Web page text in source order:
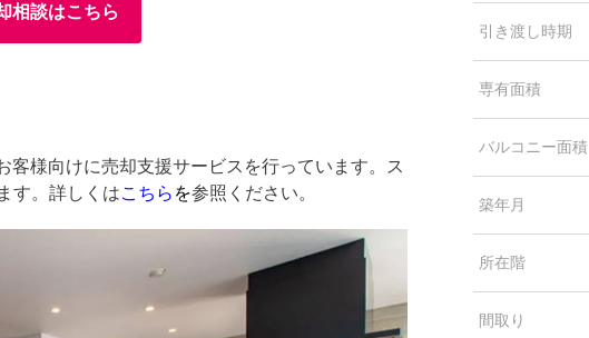
相談はこちら
様向けに売却支援サービスを行っています。ス
す。詳しくはこちら を参照ください。
引き渡し時期
専有面積
バルコニー面積
築年月
所在階
間取り